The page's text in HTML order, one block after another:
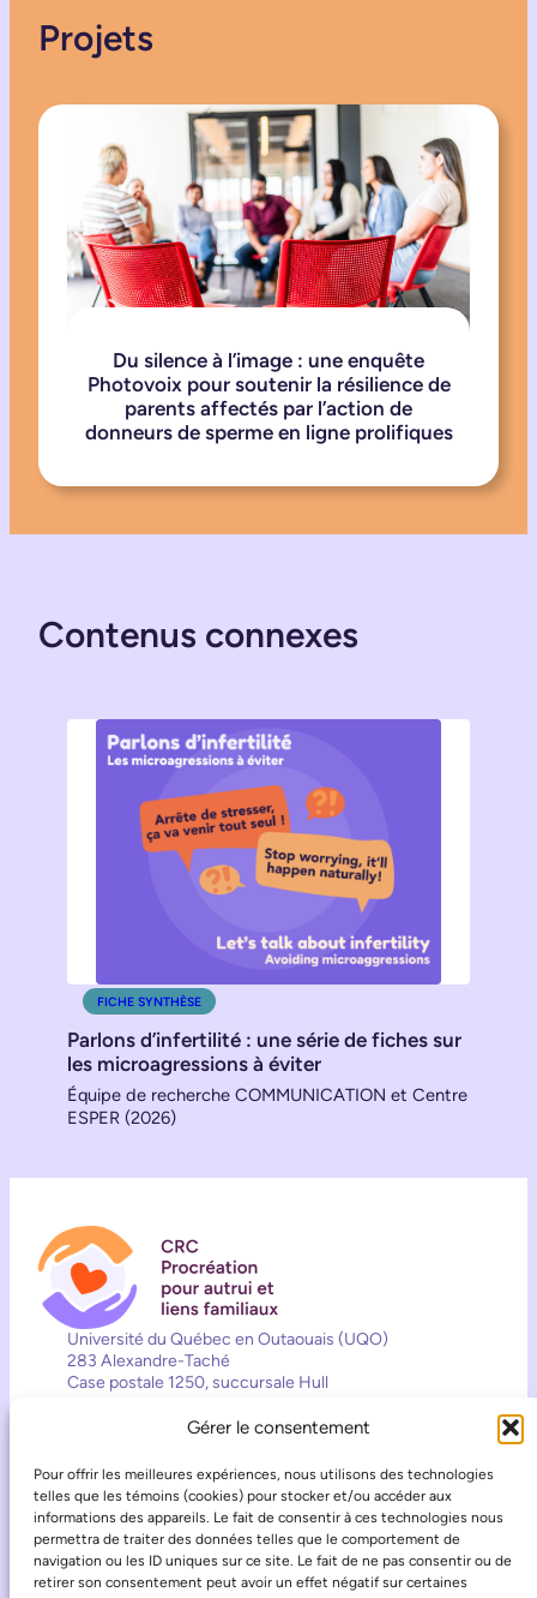
Gérer le consentement
Pour offrir les meilleures expériences, nous utilisons des technologies
telles que les témoins (cookies) pour stocker et/ou accéder aux
informations des appareils. Le fait de consentir à ces technologies nous
permettra de traiter des données telles que le comportement de
navigation ou les ID uniques sur ce site. Le fait de ne pas consentir ou de
retirer son consentement peut avoir un effet négatif sur certaines
Projets
Du silence à l’image : une enquête
Photovoix pour soutenir la résilience de
parents affectés par l’action de
donneurs de sperme en ligne prolifiques
Contenus connexes
FICHE SYNTHÈSE
Parlons d’infertilité : une série de fiches sur
les microagressions à éviter
Équipe de recherche COMMUNICATION et Centre
ESPER (2026)
Université du Québec en Outaouais (UQO)
283 Alexandre-Taché
Case postale 1250, succursale Hull
Gatineau (QC) J8X 3X7
crcppa@uqo.ca
Contact
Suivez les activités de la Chaire